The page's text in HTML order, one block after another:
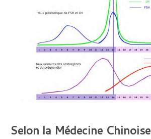
Selon la Médecine Chinoise